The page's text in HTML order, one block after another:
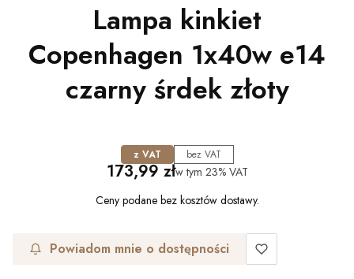
Lampa kinkiet
Copenhagen 1x40w e14
czarny śrdek złoty
z VAT bez VAT
Cena
173,99 złw tym 23% VAT
Ceny podane bez kosztów dostawy.
Powiadom mnie o dostępności